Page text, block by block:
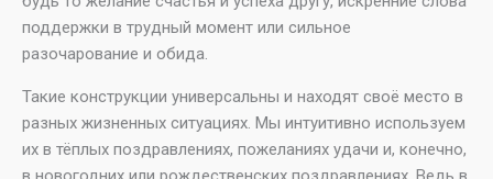
поддержки в трудный момент или сильное
разочарование и обида.
Такие конструкции универсальны и находят своё место в
разных жизненных ситуациях. Мы интуитивно используем
их в тёплых поздравлениях, пожеланиях удачи и, конечно,